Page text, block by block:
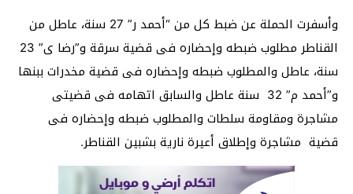
وأسفرت الحملة عن ضبط كل من “أحمد ر” 27 سنة، عاطل من
القناطر مطلوب ضبطه وإحضاره فى قضية سرقة و”رضا ى” 23
سنة، عاطل والمطلوب ضبطه وإحضاره فى قضية مخدرات ببنها
و”أحمد م” 32 سنة عاطل والسابق اتهامه فى قضيتى
مشاجرة ومقاومة سلطات والمطلوب ضبطه وإحضاره فى
قضية مشاجرة وإطلاق أعيرة نارية بشبين القناطر.